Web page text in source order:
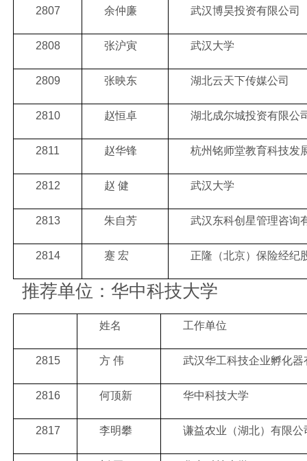
2807 余仲廉 武汉博昊投资有限公司
2808 张沪寅 武汉大学
2809 张映东 湖北云天下传媒公司
2810 赵恒卓 湖北成尔城投资有限公
2811 赵华锋 杭州铭师堂教育科技发
2812 赵 健 武汉大学
2813 朱自芳 武汉东科创星管理咨询
2814 蹇 宏 正隆（北京）保险经纪
推荐单位：华中科技大学
姓名 工作单位
2815 方 伟 武汉华工科技企业孵化
2816 何顶新 华中科技大学
2817 李明攀 谦益农业（湖北）有限公